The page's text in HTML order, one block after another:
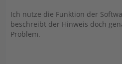
Ich nutze die Funktion der
beschreibt der Hinweis doch
Problem.